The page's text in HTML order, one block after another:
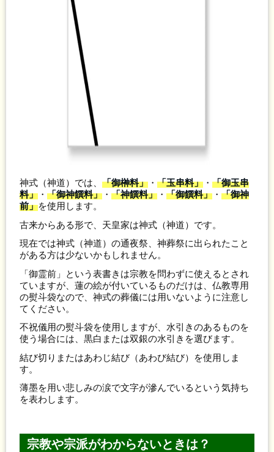
神式（神道）では、「御榊料」 ・「玉串料」 ・「御玉串
料」 ・「御神饌料」 ・「神饌料」 ・「御饌料」 ・「御神
前」を使用します。
古来からある形で、天皇家は神式（神道）です。
現在では神式（神道）の通夜祭、神葬祭に出られたこと
がある方は少ないかもしれません。
「御霊前」という表書きは宗教を問わずに使えるとされ
ていますが、蓮の絵が付いているものだけは、仏教専用
の熨斗袋なので、神式の葬儀には用いないように注意し
てください。
不祝儀用の熨斗袋を使用しますが、水引きのあるものを
使う場合には、黒白または双銀の水引きを選びます。
結び切りまたはあわじ結び（あわび結び）を使用しま
す。
薄墨を用い悲しみの涙で文字が滲んでいるという気持ち
を表わします。
宗教や宗派がわからないときは？